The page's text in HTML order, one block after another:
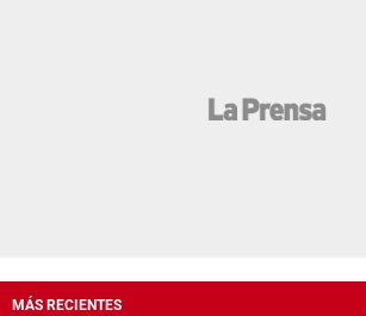
MÁS RECIENTES